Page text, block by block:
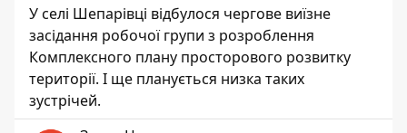
У селі Шепарівці відбулося чергове виїзне
засідання робочої групи з розроблення
Комплексного плану просторового розвитку
території. І ще планується низка таких
зустрічей.